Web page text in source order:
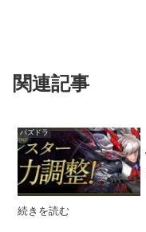
関連記事
パズドラ
続きを読む